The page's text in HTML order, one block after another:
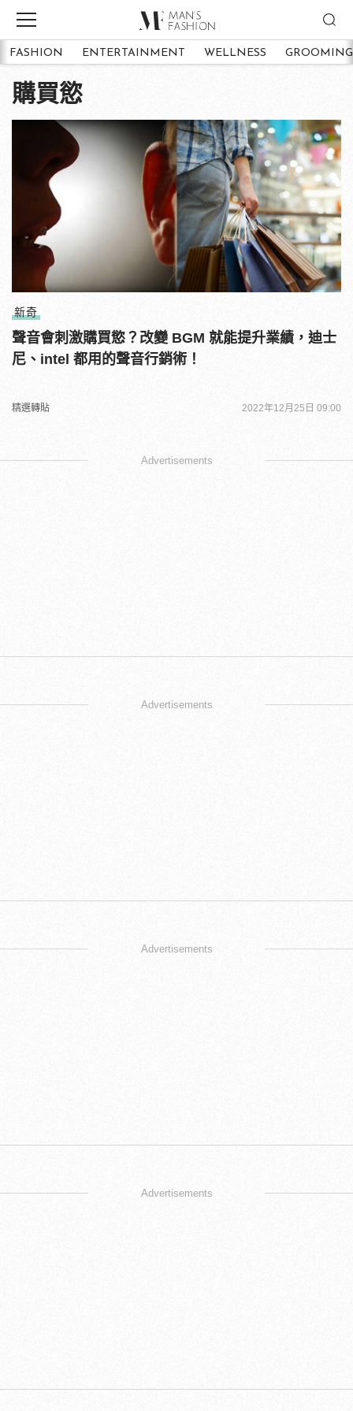
FASHION ENTERTAINMENT WELLNESS GROOMING
購買慾
新奇
聲音會刺激購買慾？改變 BGM 就能提升業績，迪士
尼、intel 都用的聲音行銷術！
精選轉貼 2022年12月25日 09:00
Advertisements
Advertisements
Advertisements
Advertisements